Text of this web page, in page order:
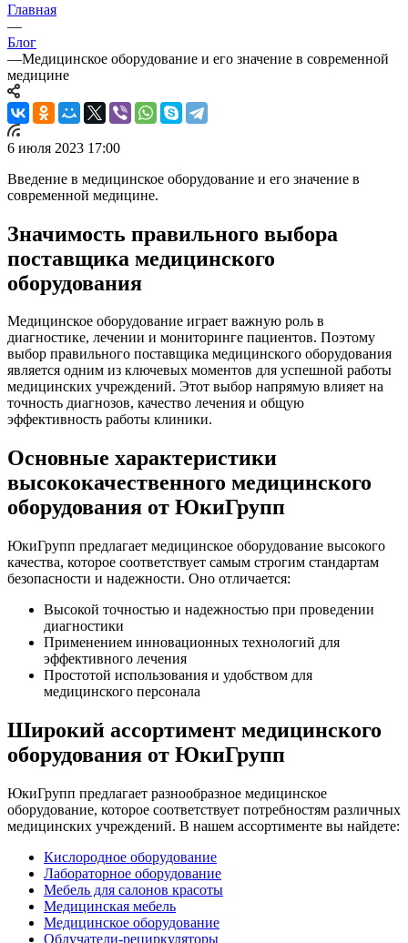
Главная
—
Блог
—Медицинское оборудование и его значение в современной
медицине
6 июля 2023 17:00
Введение в медицинское оборудование и его значение в
современной медицине.
Значимость правильного выбора
поставщика медицинского
оборудования
Медицинское оборудование играет важную роль в
диагностике, лечении и мониторинге пациентов. Поэтому
выбор правильного поставщика медицинского оборудования
является одним из ключевых моментов для успешной работы
медицинских учреждений. Этот выбор напрямую влияет на
точность диагнозов, качество лечения и общую
эффективность работы клиники.
Основные характеристики
высококачественного медицинского
оборудования от ЮкиГрупп
ЮкиГрупп предлагает медицинское оборудование высокого
качества, которое соответствует самым строгим стандартам
безопасности и надежности. Оно отличается:
Высокой точностью и надежностью при проведении
диагностики
Применением инновационных технологий для
эффективного лечения
Простотой использования и удобством для
медицинского персонала
Широкий ассортимент медицинского
оборудования от ЮкиГрупп
ЮкиГрупп предлагает разнообразное медицинское
оборудование, которое соответствует потребностям различных
медицинских учреждений. В нашем ассортименте вы найдете:
Кислородное оборудование
Лабораторное оборудование
Мебель для салонов красоты
Медицинская мебель
Медицинское оборудование
Облучатели-рециркуляторы